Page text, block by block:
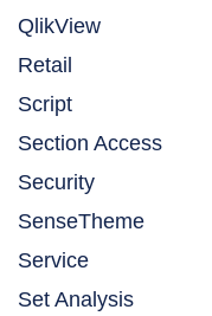
QlikView
Retail
Script
Section Access
Security
SenseTheme
Service
Set Analysis